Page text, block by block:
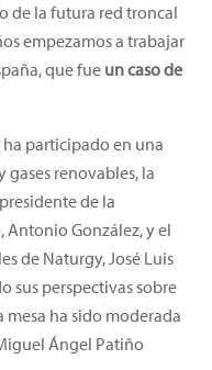
de la futura red troncal
empezamos a trabajar
que fue un caso de
participado en una
renovables, la
de la
Antonio González, y el
de Naturgy, José Luis
sus perspectivas sobre
ha sido moderada
Ángel Patiño